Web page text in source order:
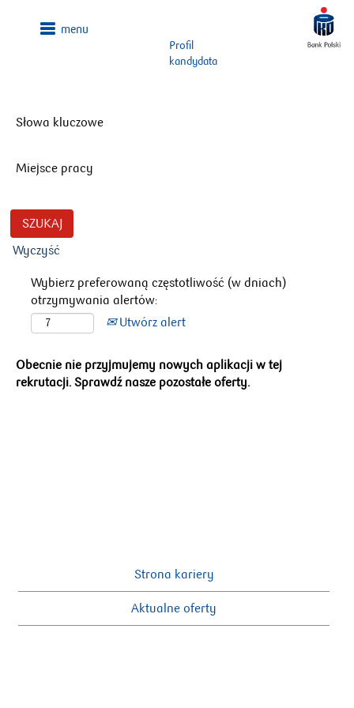
Profil
kandydata
Słowa kluczowe
Miejsce pracy
Wyczyść
Wybierz preferowaną częstotliwość (w dniach)
otrzymywania alertów:
Utwórz alert
Obecnie nie przyjmujemy nowych aplikacji w tej
rekrutacji. Sprawdź nasze pozostałe oferty.
Strona kariery
Aktualne oferty